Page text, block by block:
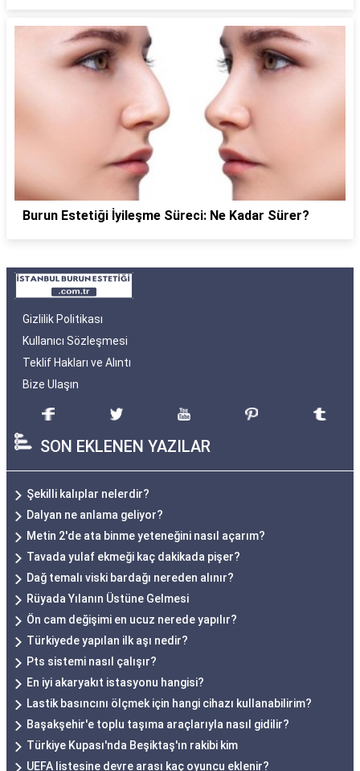
Burun Estetiği İyileşme Süreci: Ne Kadar Sürer?
Gizlilik Politikası
Kullanıcı Sözleşmesi
Teklif Hakları ve Alıntı
Bize Ulaşın
SON EKLENEN YAZILAR
Şekilli kalıplar nelerdir?
Dalyan ne anlama geliyor?
Metin 2'de ata binme yeteneğini nasıl açarım?
Tavada yulaf ekmeği kaç dakikada pişer?
Dağ temalı viski bardağı nereden alınır?
Rüyada Yılanın Üstüne Gelmesi
Ön cam değişimi en ucuz nerede yapılır?
Türkiyede yapılan ilk aşı nedir?
Pts sistemi nasıl çalışır?
En iyi akaryakıt istasyonu hangisi?
Lastik basıncını ölçmek için hangi cihazı kullanabilirim?
Başakşehir'e toplu taşıma araçlarıyla nasıl gidilir?
Türkiye Kupası'nda Beşiktaş'ın rakibi kim
UEFA listesine devre arası kaç oyuncu eklenir?